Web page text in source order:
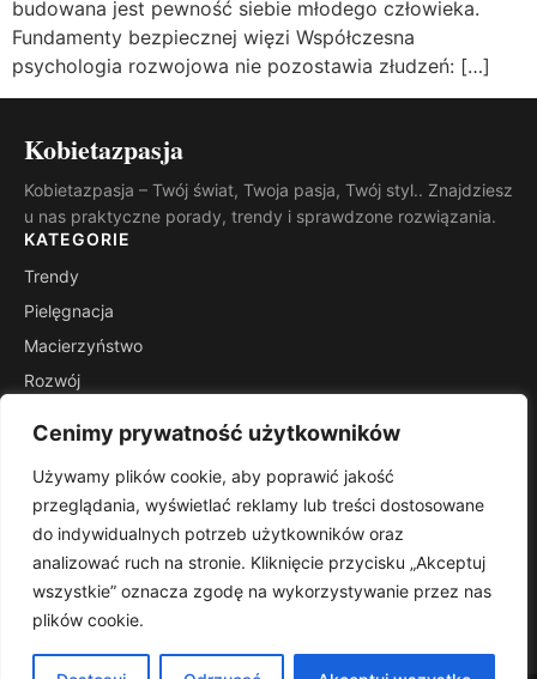
Cenimy prywatność użytkowników
Używamy plików cookie, aby poprawić jakość
przeglądania, wyświetlać reklamy lub treści dostosowane
do indywidualnych potrzeb użytkowników oraz
analizować ruch na stronie. Kliknięcie przycisku „Akceptuj
wszystkie” oznacza zgodę na wykorzystywanie przez nas
plików cookie.
budowana jest pewność siebie młodego człowieka.
Fundamenty bezpiecznej więzi Współczesna
psychologia rozwojowa nie pozostawia złudzeń: […]
Kobietazpasja
Kobietazpasja – Twój świat, Twoja pasja, Twój styl.. Znajdziesz
u nas praktyczne porady, trendy i sprawdzone rozwiązania.
KATEGORIE
Trendy
Pielęgnacja
Macierzyństwo
Rozwój
INFORMACJE
Kontakt
Mapa witryny
Polityka prywatności
RSS